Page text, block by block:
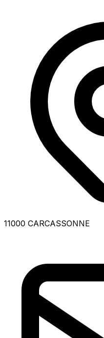
11000 CARCASSONNE